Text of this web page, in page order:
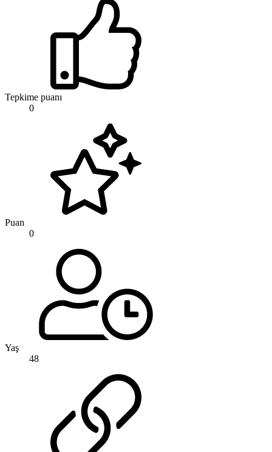
Tepkime puanı
0
Puan
0
Yaş
48